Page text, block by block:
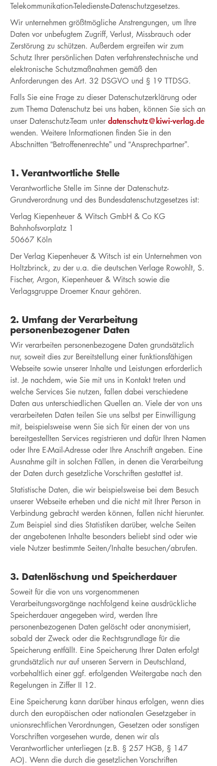
Telekommunikation-Teledienste-Datenschutzgesetzes.
Wir unternehmen größtmögliche Anstrengungen, um Ihre
Daten vor unbefugtem Zugriff, Verlust, Missbrauch oder
Zerstörung zu schützen. Außerdem ergreifen wir zum
Schutz Ihrer persönlichen Daten verfahrenstechnische und
elektronische Schutzmaßnahmen gemäß den
Anforderungen des Art. 32 DSGVO und § 19 TTDSG.
Falls Sie eine Frage zu dieser Datenschutzerklärung oder
zum Thema Datenschutz bei uns haben, können Sie sich an
unser Datenschutz-Team unter datenschutz@kiwi-verlag.de
wenden. Weitere Informationen finden Sie in den
Abschnitten “Betroffenenrechte” und “Ansprechpartner”.
1. Verantwortliche Stelle
Verantwortliche Stelle im Sinne der Datenschutz-
Grundverordnung und des Bundesdatenschutzgesetzes ist:
Verlag Kiepenheuer & Witsch GmbH & Co KG
Bahnhofsvorplatz 1
50667 Köln
Der Verlag Kiepenheuer & Witsch ist ein Unternehmen von
Holtzbrinck, zu der u.a. die deutschen Verlage Rowohlt, S.
Fischer, Argon, Kiepenheuer & Witsch sowie die
Verlagsgruppe Droemer Knaur gehören.
2. Umfang der Verarbeitung
personenbezogener Daten
Wir verarbeiten personenbezogene Daten grundsätzlich
nur, soweit dies zur Bereitstellung einer funktionsfähigen
Webseite sowie unserer Inhalte und Leistungen erforderlich
ist. Je nachdem, wie Sie mit uns in Kontakt treten und
welche Services Sie nutzen, fallen dabei verschiedene
Daten aus unterschiedlichen Quellen an. Viele der von uns
verarbeiteten Daten teilen Sie uns selbst per Einwilligung
mit, beispielsweise wenn Sie sich für einen der von uns
bereitgestellten Services registrieren und dafür Ihren Namen
oder Ihre E-Mail-Adresse oder Ihre Anschrift angeben. Eine
Ausnahme gilt in solchen Fällen, in denen die Verarbeitung
der Daten durch gesetzliche Vorschriften gestattet ist.
Statistische Daten, die wir beispielsweise bei dem Besuch
unserer Webseite erheben und die nicht mit Ihrer Person in
Verbindung gebracht werden können, fallen nicht hierunter.
Zum Beispiel sind dies Statistiken darüber, welche Seiten
der angebotenen Inhalte besonders beliebt sind oder wie
viele Nutzer bestimmte Seiten/Inhalte besuchen/abrufen.
3. Datenlöschung und Speicherdauer
Soweit für die von uns vorgenommenen
Verarbeitungsvorgänge nachfolgend keine ausdrückliche
Speicherdauer angegeben wird, werden Ihre
personenbezogenen Daten gelöscht oder anonymisiert,
sobald der Zweck oder die Rechtsgrundlage für die
Speicherung entfällt. Eine Speicherung Ihrer Daten erfolgt
grundsätzlich nur auf unseren Servern in Deutschland,
vorbehaltlich einer ggf. erfolgenden Weitergabe nach den
Regelungen in Ziffer II 12.
Eine Speicherung kann darüber hinaus erfolgen, wenn dies
durch den europäischen oder nationalen Gesetzgeber in
unionsrechtlichen Verordnungen, Gesetzen oder sonstigen
Vorschriften vorgesehen wurde, denen wir als
Verantwortlicher unterliegen (z.B. § 257 HGB, § 147
AO). Wenn die durch die gesetzlichen Vorschriften